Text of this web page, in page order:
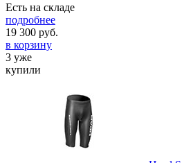
Есть на складе
подробнее
19 300 руб.
в корзину
3 уже
купили